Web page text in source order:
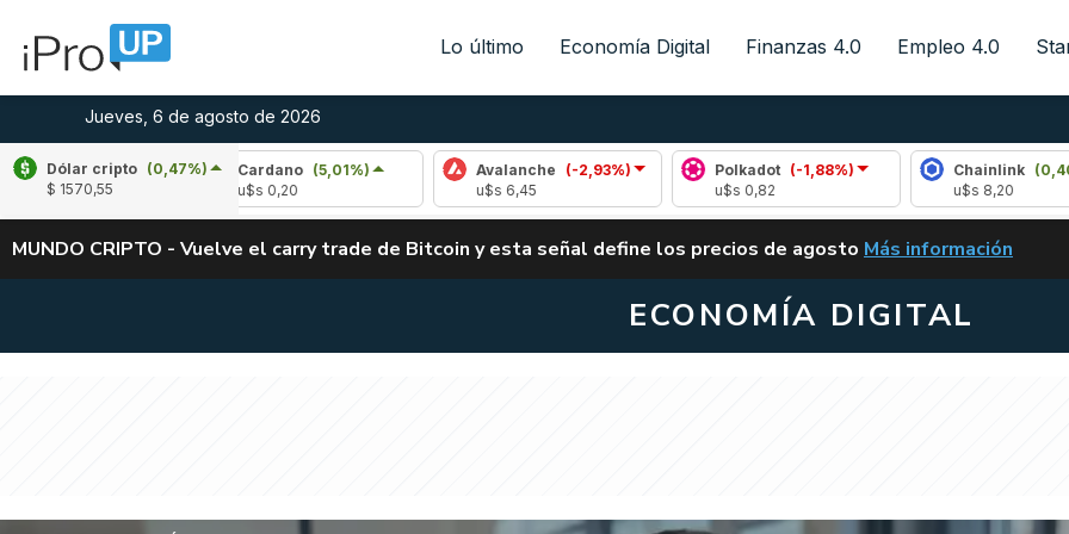
Lo último Economía Digital Finanzas 4.0 Empleo 4.0
Jueves, 6 de agosto de 2026
Dólar cripto (0,47%)
$ 1570,55
Cardano (5,01%)
Avalanche
(-2,93%)
Polkadot (-1,88%)
Chainlink (0,40%)
ALERTA
MUNDO CRIPTO - Vuelve el carry trade de Bitcoin y esta señal define los precios de agosto VUELVE EL CARRY
Más información
ECONOMÍA DIGITAL